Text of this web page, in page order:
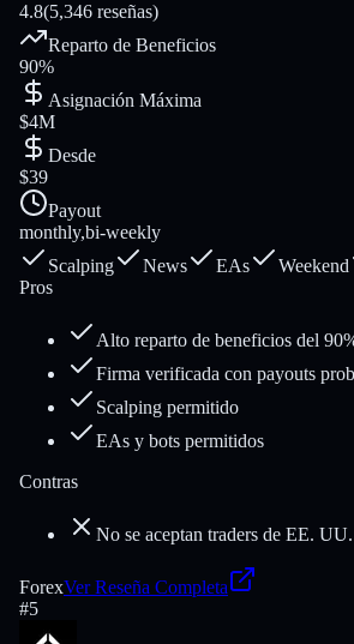
4.8(5,346 reseñas)
Reparto de Beneficios
90%
Asignación Máxima
$4M
Desde
$39
Payout
monthly,bi-weekly
Scalping
News EAs Weekend
Pros
Alto reparto de beneficios del
Firma verificada con payouts
Scalping permitido
EAs y bots permitidos
Contras
No se aceptan traders de EE. UU.
ForexVer Reseña Completa
#5